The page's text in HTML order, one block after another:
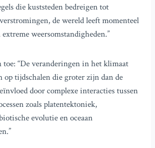
die kuststeden bedreigen tot
de wereld leeft momenteel
extreme weersomstandigheden.”
toe: “De veranderingen in het klimaat
op tijdschalen die groter zijn dan de
door complexe interacties tussen
zoals platentektoniek,
evolutie en oceaan